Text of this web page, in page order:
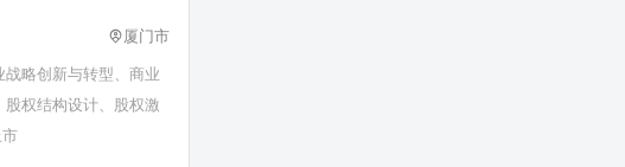
厦门市
战略创新与转型、商业
股权结构设计、股权激